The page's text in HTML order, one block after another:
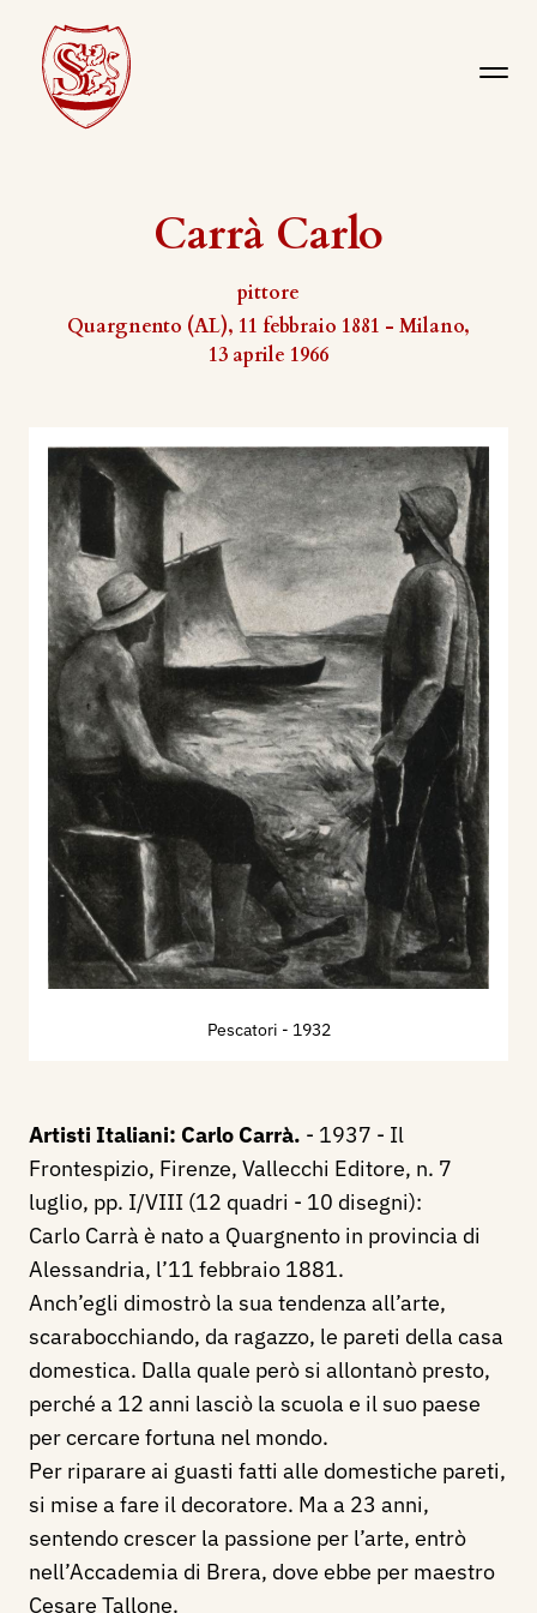
Carrà Carlo
pittore
Quargnento (AL), 11 febbraio 1881 - Milano,
13 aprile 1966
Pescatori - 1932
Artisti Italiani: Carlo Carrà. - 1937 - Il
Frontespizio, Firenze, Vallecchi Editore, n. 7
luglio, pp. I/VIII (12 quadri - 10 disegni):
Carlo Carrà è nato a Quargnento in provincia di
Alessandria, l’11 febbraio 1881.
Anch’egli dimostrò la sua tendenza all’arte,
scarabocchiando, da ragazzo, le pareti della casa
domestica. Dalla quale però si allontanò presto,
perché a 12 anni lasciò la scuola e il suo paese
per cercare fortuna nel mondo.
Per riparare ai guasti fatti alle domestiche pareti,
si mise a fare il decoratore. Ma a 23 anni,
sentendo crescer la passione per l’arte, entrò
nell’Accademia di Brera, dove ebbe per maestro
Cesare Tallone.